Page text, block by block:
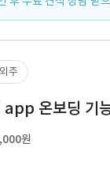
외주
온보딩 기
원